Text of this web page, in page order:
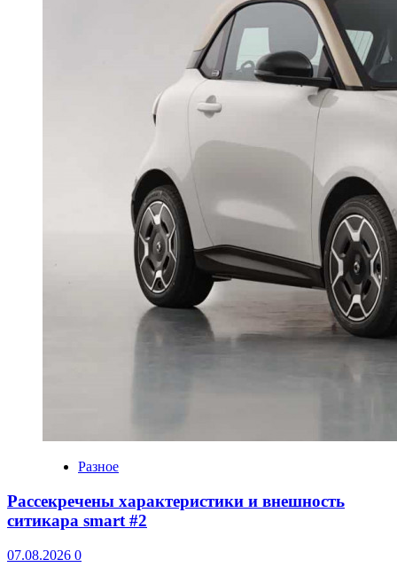
Разное
Рассекречены характеристики и внешность
ситикара smart #2
07.08.2026 0